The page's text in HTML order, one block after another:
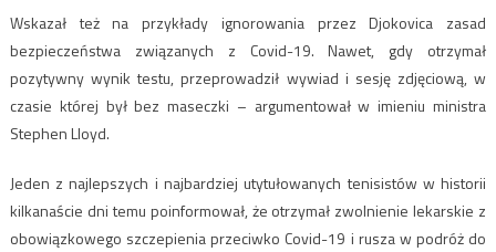
Wskazał też na przykłady ignorowania przez Djokovica zasad
bezpieczeństwa związanych z Covid-19. Nawet, gdy otrzymał
pozytywny wynik testu, przeprowadził wywiad i sesję zdjęciową, w
czasie której był bez maseczki – argumentował w imieniu ministra
Stephen Lloyd.
Jeden z najlepszych i najbardziej utytułowanych tenisistów w historii
kilkanaście dni temu poinformował, że otrzymał zwolnienie lekarskie z
obowiązkowego szczepienia przeciwko Covid-19 i rusza w podróż do